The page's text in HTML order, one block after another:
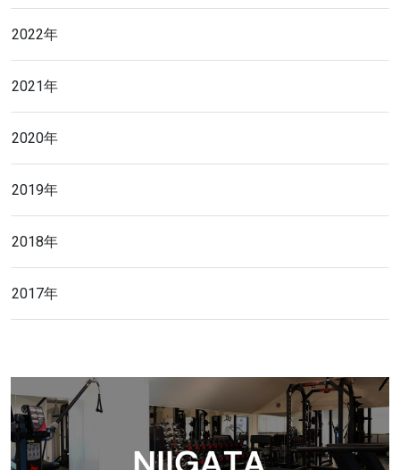
2022年
2021年
2020年
2019年
2018年
2017年